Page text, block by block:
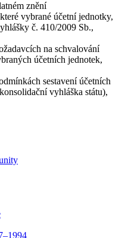
znění
vybrané účetní jednotky,
č. 410/2009 Sb.,
na schvalování
účetních jednotek,
sestavení účetních
vyhláška státu),